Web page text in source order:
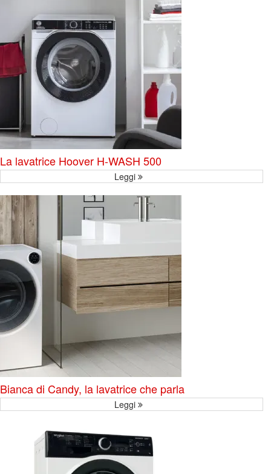
La lavatrice Hoover H-WASH 500
Leggi
Bianca di Candy, la lavatrice che parla
Leggi